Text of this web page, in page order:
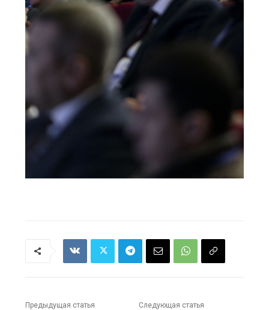
Предыдущая статья Следующая статья